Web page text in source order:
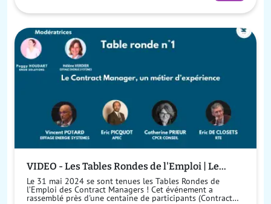
VIDEO - Les Tables Rondes de l'Emploi | Le
métier de Contract Manager est-il un métier
d'expérience ?
Le 31 mai 2024 se sont tenues les Tables Rondes de
l’Emploi des Contract Managers ! Cet événement a
rassemblé près d'une centaine de participants (Contract